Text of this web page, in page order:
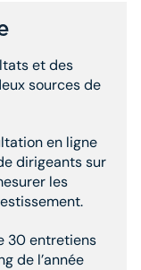
et des
sources de
en ligne
dirigeants sur
les
30 entretiens
de l’année